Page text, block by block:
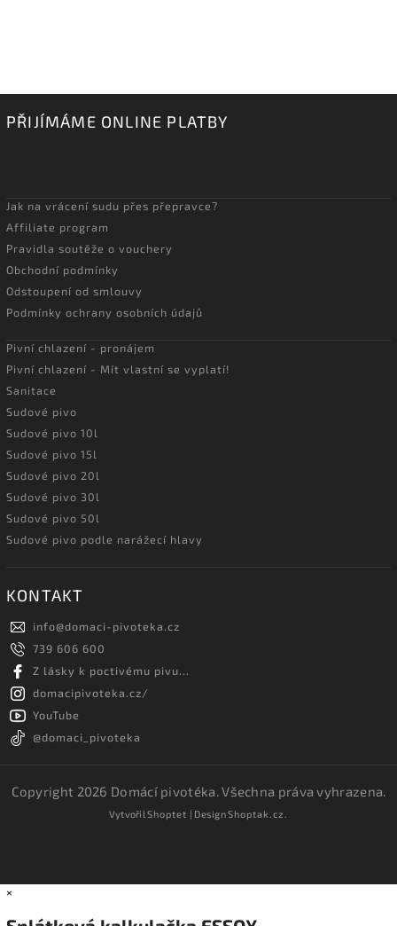
PŘIJÍMÁME ONLINE PLATBY
Jak na vrácení sudu přes přepravce?
Affiliate program
Pravidla soutěže o vouchery
Obchodní podmínky
Odstoupení od smlouvy
Podmínky ochrany osobních údajů
Pivní chlazení - pronájem
Pivní chlazení - Mít vlastní se vyplatí!
Sanitace
Sudové pivo
Sudové pivo 10l
Sudové pivo 15l
Sudové pivo 20l
Sudové pivo 30l
Sudové pivo 50l
Sudové pivo podle narážecí hlavy
KONTAKT
info@domaci-pivoteka.cz
739 606 600
Z lásky k poctivému pivu...
domacipivoteka.cz/
YouTube
@domaci_pivoteka
Copyright 2026 Domácí pivotéka. Všechna práva vyhrazena.
VytvořilShoptet | DesignShoptak.cz.
×